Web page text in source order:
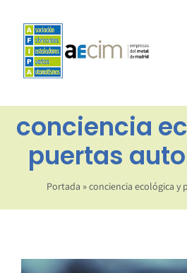
contenido
conciencia
puertas
Portada »conciencia ecológica y